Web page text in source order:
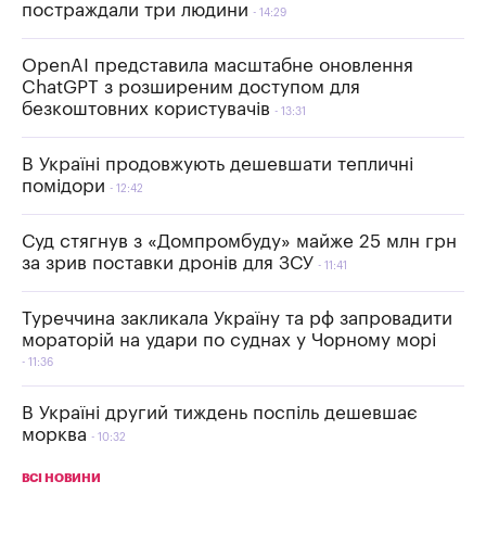
постраждали три людини
14:29
OpenAI представила масштабне оновлення
ChatGPT з розширеним доступом для
безкоштовних користувачів
13:31
В Україні продовжують дешевшати тепличні
помідори
12:42
Суд стягнув з «Домпромбуду» майже 25 млн грн
за зрив поставки дронів для ЗСУ
11:41
Туреччина закликала Україну та рф запровадити
мораторій на удари по суднах у Чорному морі
11:36
В Україні другий тиждень поспіль дешевшає
морква
10:32
ВСІ НОВИНИ